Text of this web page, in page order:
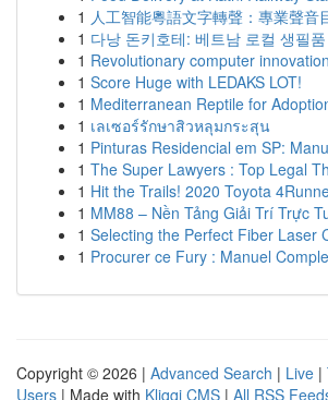
1 人工智能粵語文字轉聲：專業聲音
1 다낭 돈키호테: 베트남 로컬 생필
1 Revolutionary computer
1 Score Huge with LEDAKS LOT!
1 Mediterranean Reptile for
1 เลเซอร์รักษาสิวหลุมกระสุน
1 Pinturas Residencial em SP:
1 The Super Lawyers : Top Legal
1 Hit the Trails! 2020 Toyota
1 MM88 – Nền Tảng Giải Trí Trực
1 Selecting the Perfect Fiber Laser
1 Procurer ce Fury : Manuel
Copyright © 2026 | Advanced Search | Live |
Users | Made with Kliqqi CMS | All RSS